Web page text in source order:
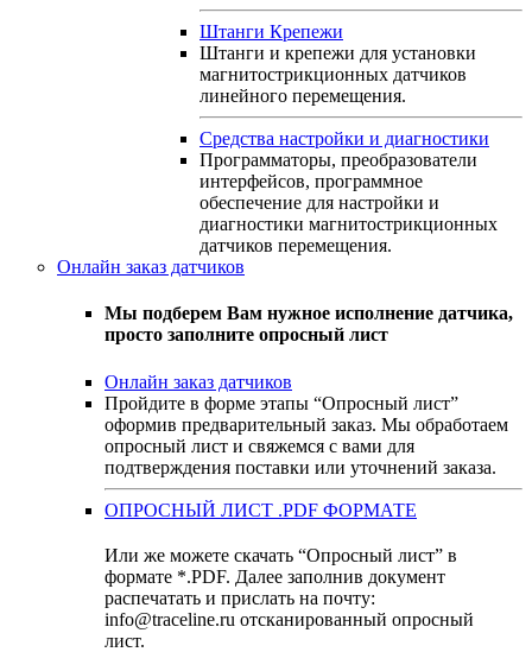
Штанги Крепежи
Штанги и крепежи для установки
магнитострикционных датчиков
линейного перемещения.
Средства настройки и диагностики
Программаторы, преобразователи
интерфейсов, программное
обеспечение для настройки и
диагностики магнитострикционных
датчиков перемещения.
Онлайн заказ датчиков
Мы подберем Вам нужное исполнение датчика,
просто заполните опросный лист
Онлайн заказ датчиков
Пройдите в форме этапы “Опросный лист”
оформив предварительный заказ. Мы обработаем
опросный лист и свяжемся с вами для
подтверждения поставки или уточнений заказа.
ОПРОСНЫЙ ЛИСТ .PDF ФОРМАТЕ
Или же можете скачать “Опросный лист” в
формате *.PDF. Далее заполнив документ
распечатать и прислать на почту:
info@traceline.ru отсканированный опросный
лист.